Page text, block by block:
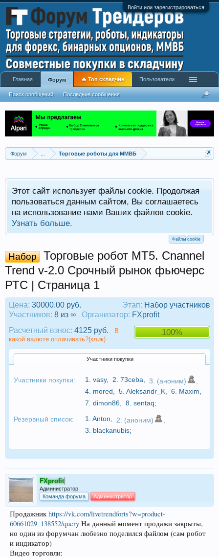
Войти или зарегистрироваться
Форум Торговые роботы для ММВБ
Этот сайт использует файлы cookie. Продолжая
пользоваться данным сайтом, Вы соглашаетесь
на использование нами Ваших файлов cookie.
Узнать больше.
Файлы cookie
Набор
Торговые робот МТ5. Cnannel
Trend v-2.0 Срочный рынок фьючерс
РТС | Страница 1
Этап: Набор участников
Цена: 30000.00 руб.
Участников: 8 из ∞ Организатор: FXprofit
100%
Расчетный взнос: 4125 руб.
В
какой валюте оплачивать?(клик)
Участники покупки
Участники покупки: 1. vasy, 2. 73ceba 3. (аноним)
4. mored 5. Aleksandr_K 6. Maxim
7. dimon86 8. sentaq;
Резервный список: 1. Anton 2. (аноним)
3. blackanubis;
FXprofit
Администратор
Команда форума
Администратор
Продажникhttps://vk.com/livetrendforts?w=product-
60661029_138552/query На данный момент продажи закрыты,
но один из форумчан любезно поделился файлом (сам робот
и индикатор)
Видео торговли:
Главная Форум
Поиск сообщений Последние сообщения
🔥 Топ складчин Пользователи